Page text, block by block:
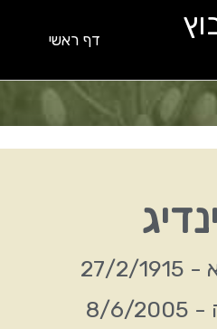
דף ראשי